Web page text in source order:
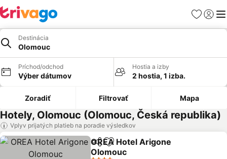
Obľúbené
Destinácia
Olomouc
Príchod/odchod
Výber dátumov
Hostia a izby
2 hostia, 1 izba.
Zoradiť Filtrovať Mapa
Hotely, Olomouc (Olomouc, Česká republika)
Vplyv prijatých platieb na poradie výsledkov
ZdieľaťPridať do obľúbených
OREA Hotel Arigone
Olomouc